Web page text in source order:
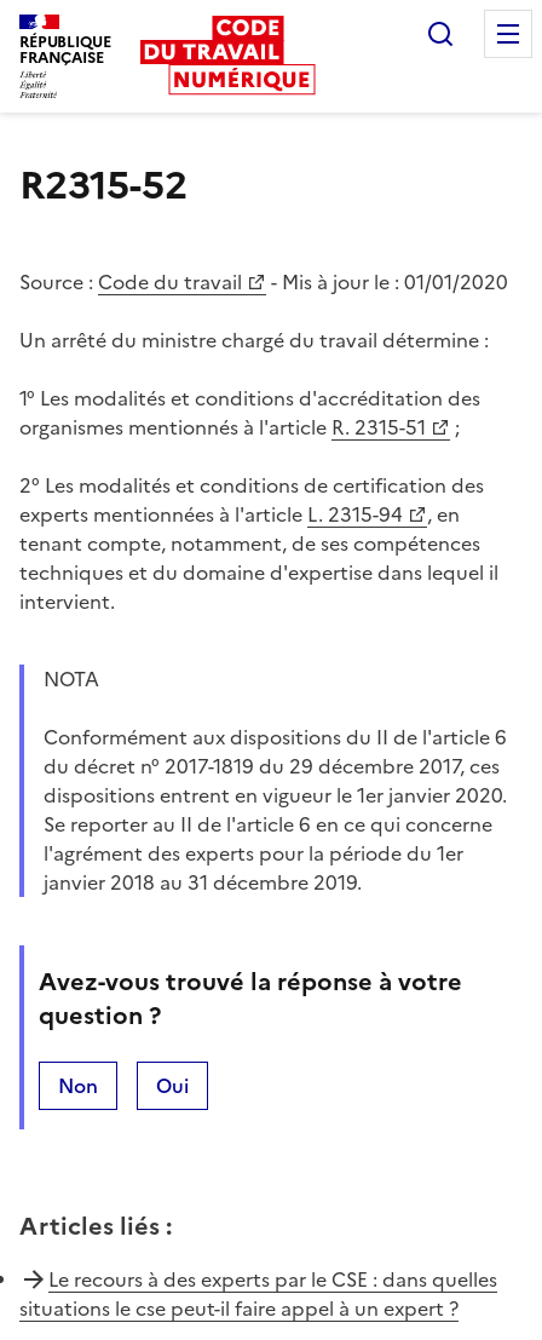
RÉPUBLIQUE
FRANÇAISE
R2315-52
Source : Code du travail - Mis à jour le : 01/01/2020
Un arrêté du ministre chargé du travail détermine :
1° Les modalités et conditions d'accréditation des
organismes mentionnés à l'article R. 2315-51
;
2° Les modalités et conditions de certification des
experts mentionnées à l'article L. 2315-94
, en
tenant compte, notamment, de ses compétences
techniques et du domaine d'expertise dans lequel il
intervient.
NOTA
Conformément aux dispositions du II de l'article 6
du décret n° 2017-1819 du 29 décembre 2017, ces
dispositions entrent en vigueur le 1er janvier 2020.
Se reporter au II de l'article 6 en ce qui concerne
l'agrément des experts pour la période du 1er
janvier 2018 au 31 décembre 2019.
Avez-vous trouvé la réponse à votre
question ?
Non Oui
Articles liés :
Le recours à des experts par le CSE : dans quelles
situations le cse peut-il faire appel à un expert ?